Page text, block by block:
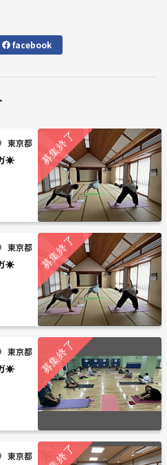
facebook
東京都
☀️
東京都
☀️
東京都
☀️
東京都